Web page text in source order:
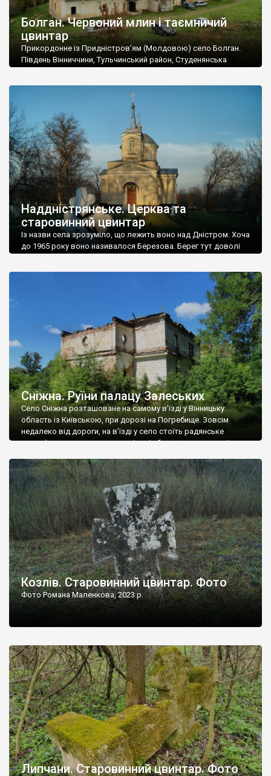
Болган. Червоний млин і таємничий
цвинтар
Прикордонне із Придністров’ям (Молдовою) село Болган.
Південь Вінниччини, Тульчинський район, Студенянська
старовинний цвинтар із кам’яними хрестами. Всі епітафії, які
збереглися, написані кирилицею, церковнослов’янською
мовою. За всіма традиційними ознаками – цвинтар
український. Хрести датуються 19 століттям. У 1924-1940
роках Болган […]
Наддністрянське. Церква та
старовинний цвинтар
Із назви села зрозуміло, що лежить воно над Дністром. Хоча
до 1965 року воно називалося Березова. Берег тут доволі
Наддністрянське відрізняється від більшості навколишніх
сіл. У селі є мурована Михайлівська церква. Точної дати […]
Сніжна. Руїни палацу Залеських
Село Сніжна розташоване на самому в’їзді у Вінницьку
область із Київською, при дорозі на Погребище. Зовсім
недалеко від дороги, на в’їзді у село стоїть радянське
рельєфне пано, яке показує жінку і яблуню, а трохи далі, десь
не видно, але видно дві стареньких колії у траві – […]
Козлів. Старовинний цвинтар. Фото
Фото Романа Маленкова, 2023 р.
Липчани. Старовинний цвинтар. Фото